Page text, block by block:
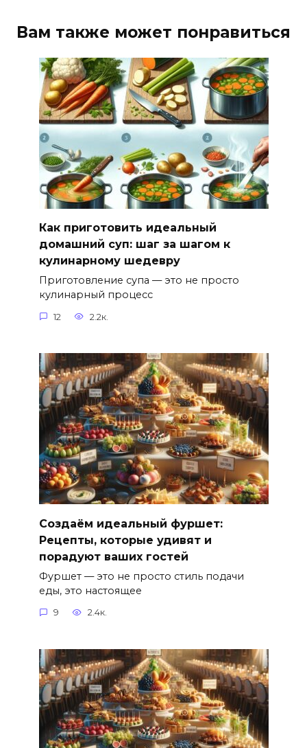
Вам также может понравиться
Как приготовить идеальный
домашний суп: шаг за шагом к
кулинарному шедевру
Приготовление супа — это не просто
кулинарный процесс
12 2.2к.
Создаём идеальный фуршет:
Рецепты, которые удивят и
порадуют ваших гостей
Фуршет — это не просто стиль подачи
еды, это настоящее
9 2.4к.